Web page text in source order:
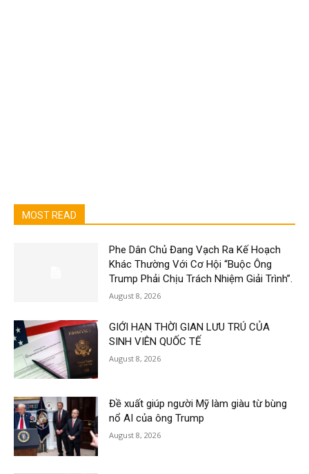
MOST READ
Phe Dân Chủ Đang Vạch Ra Kế Hoạch
Khác Thường Với Cơ Hội “Buộc Ông
Trump Phải Chịu Trách Nhiệm Giải Trình”.
August 8, 2026
GIỚI HẠN THỜI GIAN LƯU TRÚ CỦA
SINH VIÊN QUỐC TẾ
August 8, 2026
Đề xuất giúp người Mỹ làm giàu từ bùng
nổ AI của ông Trump
August 8, 2026